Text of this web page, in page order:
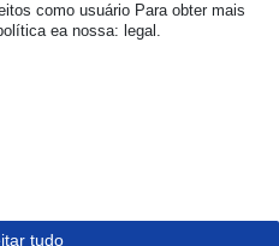
Basic prices see article detail
como usuário Para obter mais
ea nossa: legal.
tudo